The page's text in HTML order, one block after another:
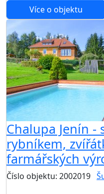
Více o objektu
Chalupa Jenín -
rybníkem,
farmářských
Číslo objektu: 2002019